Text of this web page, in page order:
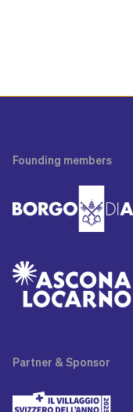
Founding members
Partner & Sponsor